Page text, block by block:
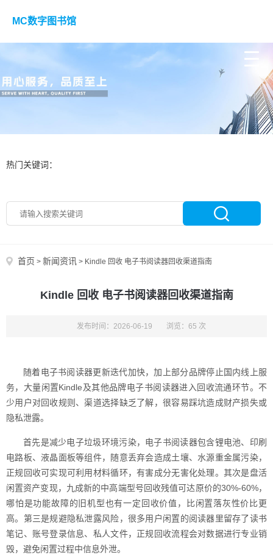
MC数字图书馆
热门关键词：
首页 > 新闻资讯 > Kindle 回收 电子书阅读器回收渠道指南
Kindle 回收 电子书阅读器回收渠道指南
发布时间：2026-06-19 浏览：65 次
随着电子书阅读器更新迭代加快，加上部分品牌停止国内线上服
务，大量闲置Kindle及其他品牌电子书阅读器进入回收流通环节。不
少用户对回收规则、渠道选择缺乏了解，很容易踩坑造成财产损失或
隐私泄露。
首先是减少电子垃圾环境污染，电子书阅读器包含锂电池、印刷
电路板、液晶面板等组件，随意丢弃会造成土壤、水源重金属污染，
正规回收可实现可利用材料循环，有害成分无害化处理。其次是盘活
闲置资产变现，九成新的中高端型号回收残值可达原价的30%-60%，
哪怕是功能故障的旧机型也有一定回收价值，比闲置落灰性价比更
高。第三是规避隐私泄露风险，很多用户闲置的阅读器里留存了读书
笔记、账号登录信息、私人文件，正规回收流程会对数据进行专业销
毁，避免闲置过程中信息外泄。